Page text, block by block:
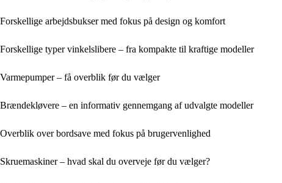
Forskellige arbejdsbukser med fokus på design og komfort
Forskellige typer vinkelslibere – fra kompakte til kraftige modeller
Varmepumper – få overblik før du vælger
Brændekløvere – en informativ gennemgang af udvalgte modeller
Overblik over bordsave med fokus på brugervenlighed
Skruemaskiner – hvad skal du overveje før du vælger?